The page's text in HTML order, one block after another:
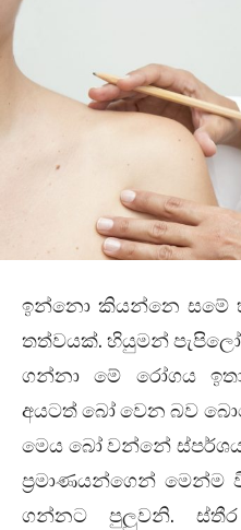
ඉන්නො කියන්නෙ සමේ
තත්වයක්. හියුමන්
ගන්නා මේ රෝගය
අයටත් බෝ වෙන බව
මෙය බෝ වන්නේ
ප්‍රමාණයන්ගෙන් මෙන්ම
ගන්නට පුලුවනි.